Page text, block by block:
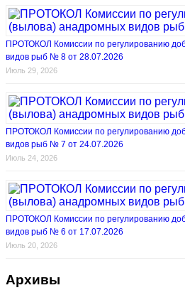
ПРОТОКОЛ Комиссии по регулированию
видов рыб № 8 от 28.07.2026
Июль 29, 2026
ПРОТОКОЛ Комиссии по регулированию
видов рыб № 7 от 24.07.2026
Июль 24, 2026
ПРОТОКОЛ Комиссии по регулированию
видов рыб № 6 от 17.07.2026
Июль 20, 2026
Архивы